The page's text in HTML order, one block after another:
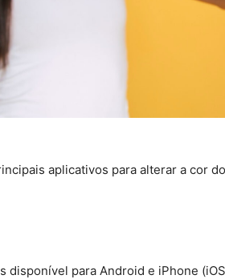
aplicativos para alterar a cor
disponível para Android e iPhone